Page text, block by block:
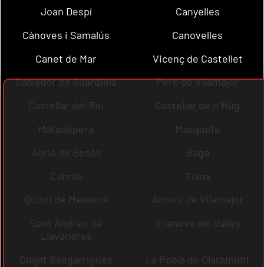
Joan Despí
Canyelles
Cànoves i Samalús
Canovelles
Canet de Mar
Vicenç de Castellet
Salvador de Guardiola
Pere de Vilamajor
Castellar del Riu
Castellar de n´Hug
Matadepera
Masquefa
Adrià de Besòs
Bagà
Cabrils
Tiana
Quintí de Mediona
Antoni de Vilamajor
Sant Andreu de
Llavaneres
Vilanova del Vallès
Cugat Sesgarrigues
La Pobla de Claramunt